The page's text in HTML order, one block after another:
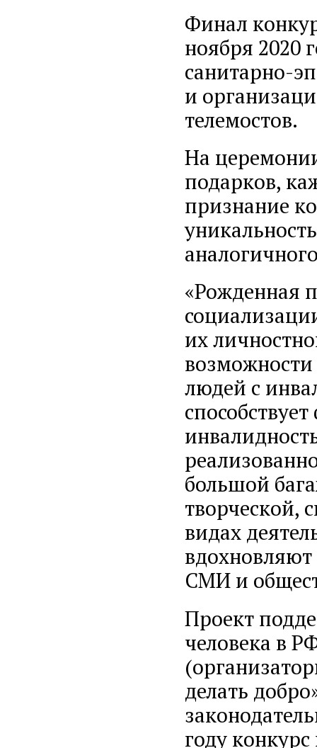
Финал
ноября 2020
санитарно-
и
телемостов.
На
подарков,
признание
«Рожденная
их
людей с
большой
творческой,
видах
СМИ и
Проект
человека в
делать
году